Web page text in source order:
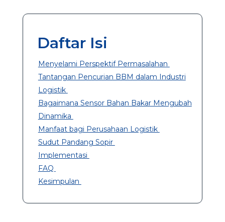
Daftar Isi
Menyelami Perspektif Permasalahan
Tantangan Pencurian BBM dalam Industri
Logistik
Bagaimana Sensor Bahan Bakar Mengubah
Dinamika
Manfaat bagi Perusahaan Logistik
Sudut Pandang Sopir
Implementasi
FAQ
Kesimpulan